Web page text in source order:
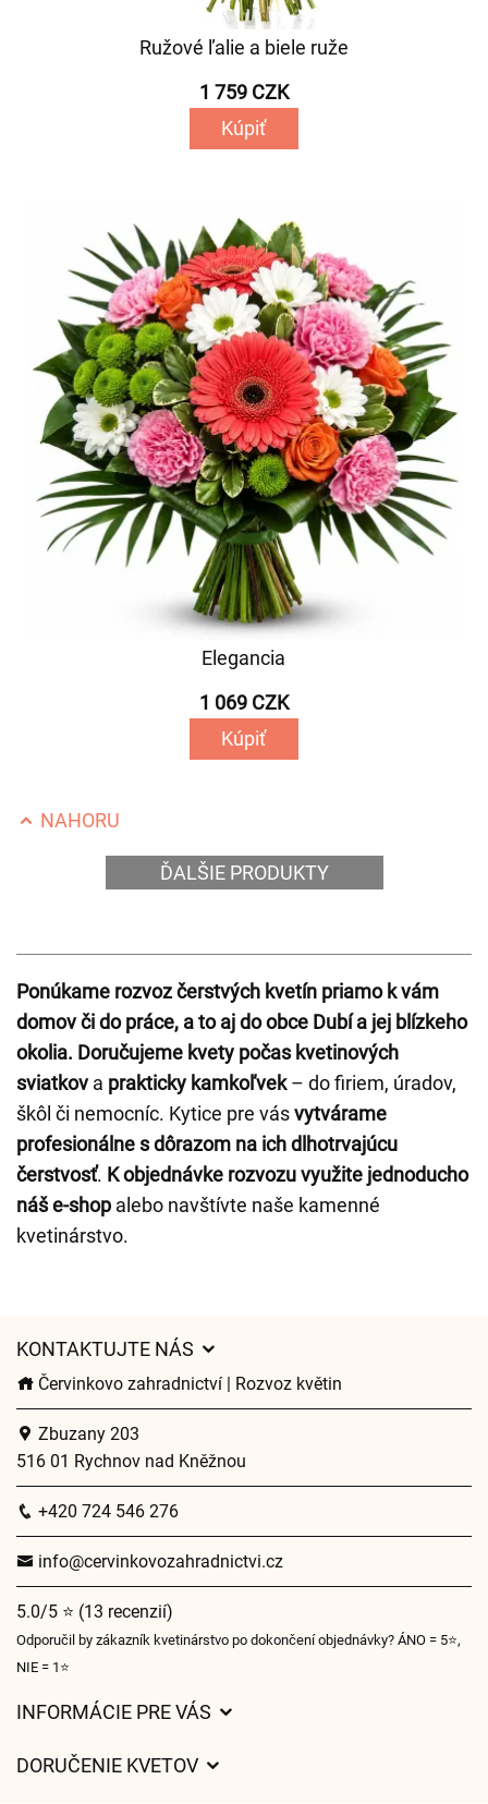
Ružové ľalie a biele ruže
1 759 CZK
Kúpiť
Elegancia
1 069 CZK
Kúpiť
NAHORU
ĎALŠIE PRODUKTY
Ponúkame rozvoz čerstvých kvetín priamo k vám
domov či do práce, a to aj do obce Dubí a jej blízkeho
okolia. Doručujeme kvety počas kvetinových
sviatkova prakticky kamkoľvek– do firiem, úradov,
škôl či nemocníc. Kytice pre vásvytvárame
profesionálne s dôrazom na ich dlhotrvajúcu
čerstvosť. K objednávke rozvozu využite jednoducho
náš e-shop alebo navštívte naše kamenné
kvetinárstvo.
KONTAKTUJTE NÁS
Červinkovo zahradnictví | Rozvoz květin
Zbuzany 203
516 01 Rychnov nad Kněžnou
+420 724 546 276
info@cervinkovozahradnictvi.cz
5.0/5 ⭐ (13 recenzií)
Odporučil by zákazník kvetinárstvo po dokončení objednávky? ÁNO = 5⭐,
NIE = 1⭐
INFORMÁCIE PRE VÁS
DORUČENIE KVETOV